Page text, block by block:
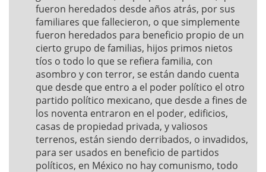
fueron heredados desde años atrás, por sus
familiares que fallecieron, o que simplemente
fueron heredados para beneficio propio de un
cierto grupo de familias, hijos primos nietos
tíos o todo lo que se refiera familia, con
asombro y con terror, se están dando cuenta
que desde que entro a el poder político el otro
partido político mexicano, que desde a fines de
los noventa entraron en el poder, edificios,
casas de propiedad privada, y valiosos
terrenos, están siendo derribados, o invadidos,
para ser usados en beneficio de partidos
políticos, en México no hay comunismo, todo